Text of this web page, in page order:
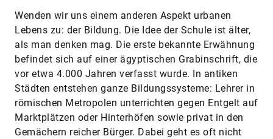
Wenden wir uns einem anderen Aspekt urbanen
Lebens zu: der Bildung. Die Idee der Schule ist älter,
als man denken mag. Die erste bekannte Erwähnung
befindet sich auf einer ägyptischen Grabinschrift, die
vor etwa 4.000 Jahren verfasst wurde. In antiken
Städten entstehen ganze Bildungssysteme: Lehrer in
römischen Metropolen unterrichten gegen Entgelt auf
Marktplätzen oder Hinterhöfen sowie privat in den
Gemächern reicher Bürger. Dabei geht es oft nicht